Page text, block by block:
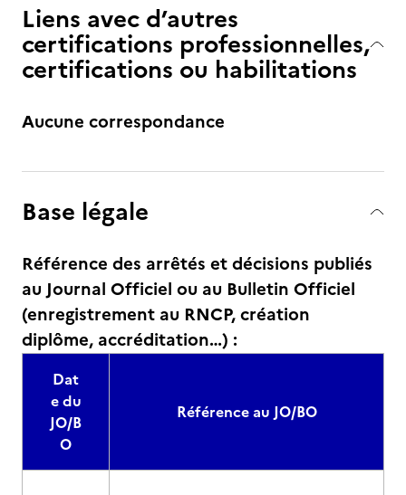
Liens avec d’autres
certifications professionnelles,
certifications ou habilitations
Aucune correspondance
Base légale
Référence des arrêtés et décisions publiés
au Journal Officiel ou au Bulletin Officiel
(enregistrement au RNCP, création
diplôme, accréditation…) :
Dat
e du
JO/B
O
Référence au JO/BO